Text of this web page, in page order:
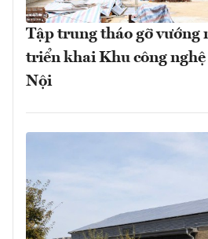
Tập trung tháo gỡ vướng
triển khai Khu công nghệ
Nội